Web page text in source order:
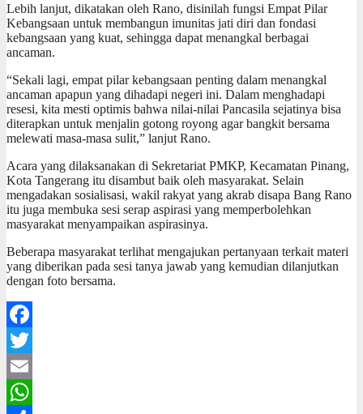
Lebih lanjut, dikatakan oleh Rano, disinilah fungsi Empat Pilar
Kebangsaan untuk membangun imunitas jati diri dan fondasi
kebangsaan yang kuat, sehingga dapat menangkal berbagai
ancaman.
“Sekali lagi, empat pilar kebangsaan penting dalam menangkal
ancaman apapun yang dihadapi negeri ini. Dalam menghadapi
resesi, kita mesti optimis bahwa nilai-nilai Pancasila sejatinya bisa
diterapkan untuk menjalin gotong royong agar bangkit bersama
melewati masa-masa sulit,” lanjut Rano.
Acara yang dilaksanakan di Sekretariat PMKP, Kecamatan Pinang,
Kota Tangerang itu disambut baik oleh masyarakat. Selain
mengadakan sosialisasi, wakil rakyat yang akrab disapa Bang Rano
itu juga membuka sesi serap aspirasi yang memperbolehkan
masyarakat menyampaikan aspirasinya.
Beberapa masyarakat terlihat mengajukan pertanyaan terkait materi
yang diberikan pada sesi tanya jawab yang kemudian dilanjutkan
dengan foto bersama.
Facebook
Twitter
Email